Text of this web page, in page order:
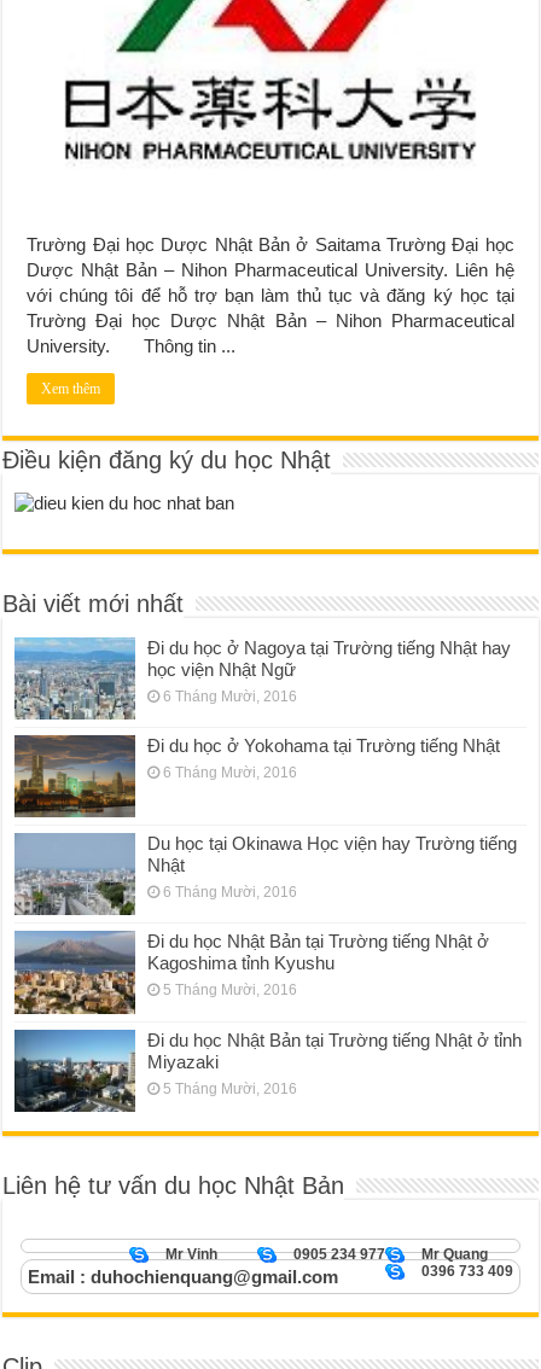
Trường Đại học Dược Nhật Bản ở Saitama Trường Đại học
Dược Nhật Bản – Nihon Pharmaceutical University. Liên hệ
với chúng tôi để hỗ trợ bạn làm thủ tục và đăng ký học tại
Trường Đại học Dược Nhật Bản – Nihon Pharmaceutical
University. Thông tin ...
Xem thêm
Điều kiện đăng ký du học Nhật
Bài viết mới nhất
Đi du học ở Nagoya tại Trường tiếng Nhật hay
học viện Nhật Ngữ
6 Tháng Mười, 2016
Đi du học ở Yokohama tại Trường tiếng Nhật
6 Tháng Mười, 2016
Du học tại Okinawa Học viện hay Trường tiếng
Nhật
6 Tháng Mười, 2016
Đi du học Nhật Bản tại Trường tiếng Nhật ở
Kagoshima tỉnh Kyushu
5 Tháng Mười, 2016
Đi du học Nhật Bản tại Trường tiếng Nhật ở tỉnh
Miyazaki
5 Tháng Mười, 2016
Liên hệ tư vấn du học Nhật Bản
Mr Quang
0905 234 977
Mr Vinh
0396 733 409
Email : duhochienquang@gmail.com